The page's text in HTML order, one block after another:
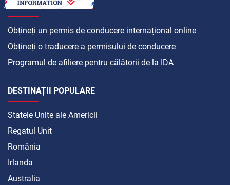
CUM SĂ
Obțineți un permis de conducere internațional online
Obțineți o traducere a permisului de conducere
Programul de afiliere pentru călătorii de la IDA
DESTINAȚII POPULARE
Statele Unite ale Americii
Regatul Unit
România
Irlanda
Australia